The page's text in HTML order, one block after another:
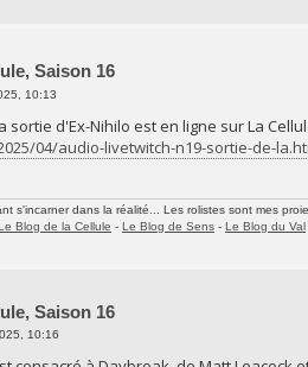
Saison 16
10:13
d'Ex-Nihilo est en ligne sur La
04/audio-livetwitch-n19-sortie-de-
s'incarner dans la réalité... Les rolistes sont mes
Blog de la Cellule - Le Blog de Sens - Le Blog du Val
Saison 16
10:16